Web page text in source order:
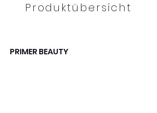
Produktübersicht
PRIMER BEAUTY